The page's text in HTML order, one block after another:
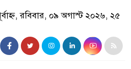
রবিবার, ০৯ অগাস্ট ২০২৬, ২৫